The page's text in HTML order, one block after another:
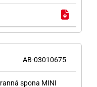
AB-03010675
spona MINI